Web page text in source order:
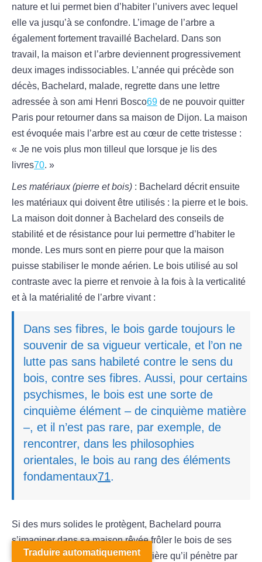
nature et lui permet bien d’habiter l’univers avec lequel
elle va jusqu’à se confondre. L’image de l’arbre a
également fortement travaillé Bachelard. Dans son
travail, la maison et l’arbre deviennent progressivement
deux images indissociables. L’année qui précède son
décès, Bachelard, malade, regrette dans une lettre
adressée à son ami Henri Bosco69 de ne pouvoir quitter
Paris pour retourner dans sa maison de Dijon. La maison
est évoquée mais l’arbre est au cœur de cette tristesse :
« Je ne vois plus mon tilleul que lorsque je lis des
livres70. »
Les matériaux (pierre et bois) : Bachelard décrit ensuite
les matériaux qui doivent être utilisés : la pierre et le bois.
La maison doit donner à Bachelard des conseils de
stabilité et de résistance pour lui permettre d’habiter le
monde. Les murs sont en pierre pour que la maison
puisse stabiliser le monde aérien. Le bois utilisé au sol
contraste avec la pierre et renvoie à la fois à la verticalité
et à la matérialité de l’arbre vivant :
Dans ses fibres, le bois garde toujours le
souvenir de sa vigueur verticale, et l’on ne
lutte pas sans habileté contre le sens du
bois, contre ses fibres. Aussi, pour certains
psychismes, le bois est une sorte de
cinquième élément – de cinquième matière
–, et il n’est pas rare, par exemple, de
rencontrer, dans les philosophies
orientales, le bois au rang des éléments
fondamentaux71.
Si des murs solides le protègent, Bachelard pourra
s’imaginer dans sa maison rêvée frôler le bois de ses
pieds et être intime avec cette matière qu’il pénètre par
Traduire automatiquement